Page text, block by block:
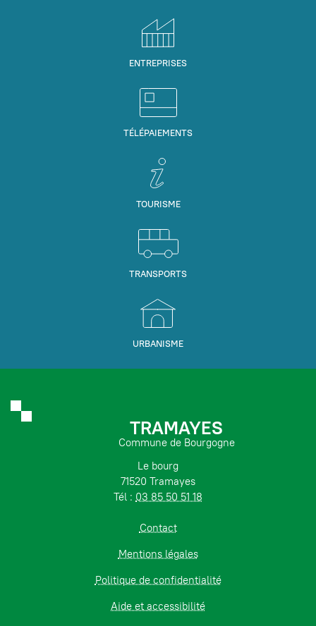
ENTREPRISES
TÉLÉPAIEMENTS
TOURISME
TRANSPORTS
URBANISME
TRAMAYES
Commune de Bourgogne
Le bourg
71520 Tramayes
Tél : 03 85 50 51 18
Contact
Mentions légales
Politique de confidentialité
Aide et accessibilité